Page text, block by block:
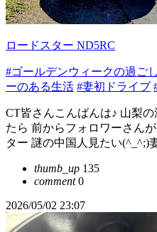
ロードスター ND5RC
#ゴールデンウィークの過ご
ーのある生活 #妻初ドライブ
CT皆さんこんばんは♪ 山梨
たら 前からフォロワーさん
ター 謎の中国人見たい(^_^;)
thumb_up 135
comment0
2026/05/02 23:07